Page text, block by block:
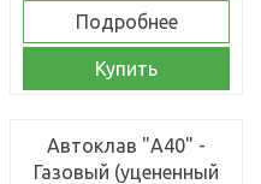
Подробнее
Купить
Автоклав "А40" -
Газовый (уцененный